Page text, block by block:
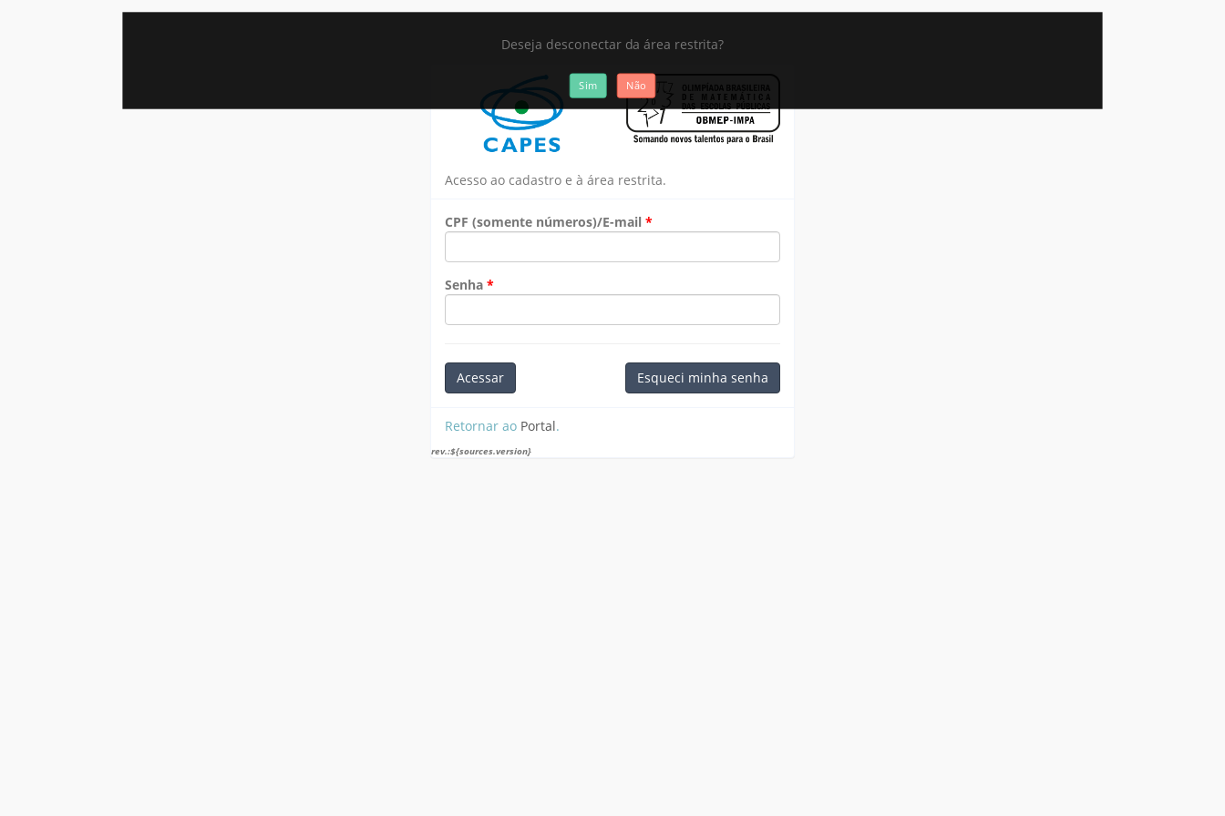
Acesso ao cadastro e à área restrita.
CPF (somente números)/E-mail
Senha
Acessar Esqueci minha senha
Retornar ao Portal.
rev.:${sources.version}
Deseja desconectar da área restrita?
Sim Não